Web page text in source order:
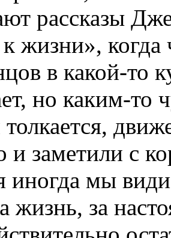
рассказы
жизни», когда
в какой-то
но каким-то
и заметили с
иногда мы
жизнь, за